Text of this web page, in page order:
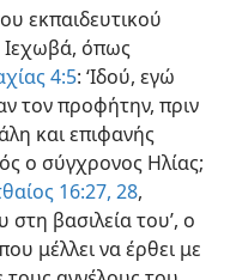
εκπαιδευτικού
όπως
4:5: ‘Ιδού, εγώ
τον προφήτην, πριν
και επιφανής
ο σύγχρονος Ηλίας;
16:27, 28,
βασιλεία του’, ο
μέλλει να έρθει με